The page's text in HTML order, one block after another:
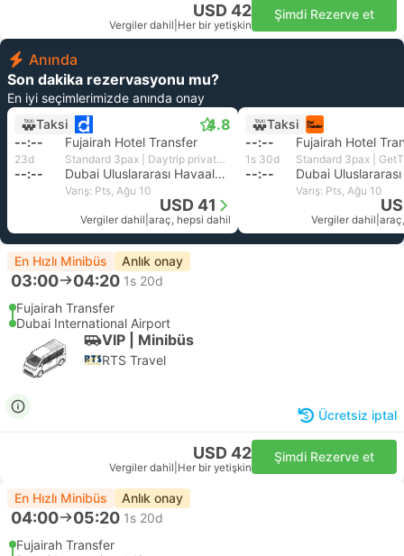
USD 42
Vergiler dahil Her bir yetişkin
Şimdi Rezerve et
Anında
Son dakika rezervasyonu mu?
En iyi seçimlerimizde anında onay
Taksi
4.8
--:-- Fujairah Hotel Transfer
23d Standard 3pax | Daytrip private transfer with English speaking driver
--:-- Dubai Uluslararası Havaalanı
Varış: Pts, Ağu 10
USD 41
Vergiler dahil araç, hepsi dahil
Taksi
--:--
Fujairah Hotel
1s 30d
--:--
Varış: Pts, Ağu 10
Vergiler dahil
En Hızlı Minibüs Anlık onay
03:00 04:20 1s 20d
Fujairah Transfer
Dubai International Airport
VIP | Minibüs
RTS Travel
Ücretsiz iptal
USD 42
Vergiler dahil Her bir yetişkin
Şimdi Rezerve et
En Hızlı Minibüs Anlık onay
04:00 05:20 1s 20d
Fujairah Transfer